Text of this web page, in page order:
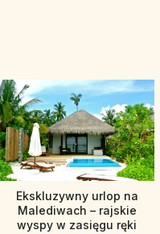
Ekskluzywny urlop na
Malediwach – rajskie
wyspy w zasięgu ręki